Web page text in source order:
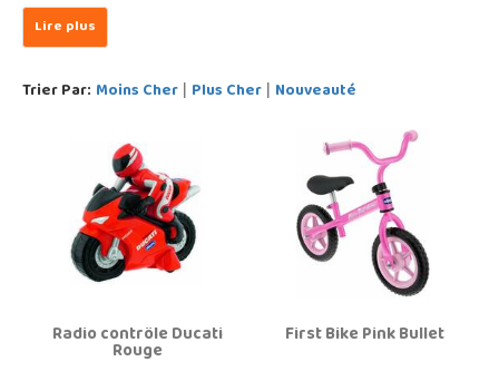
Trier Par: Moins Cher | Plus Cher | Nouveauté
Radio contrôle Ducati
Rouge First Bike Pink Bullet